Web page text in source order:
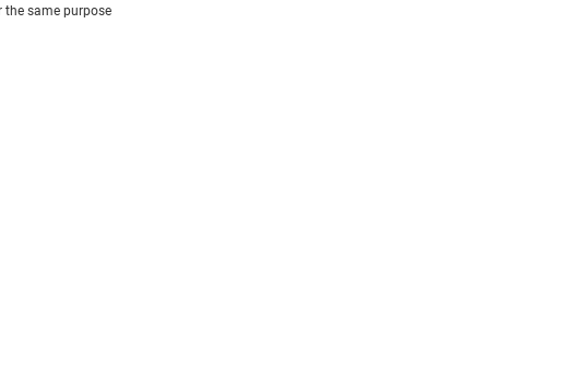
the same purpose